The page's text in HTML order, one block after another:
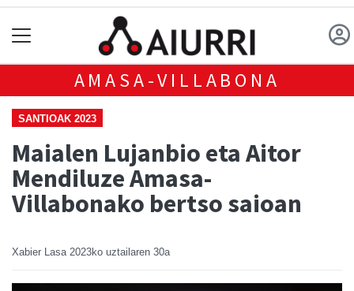
AMASA-VILLABONA
SANTIOAK 2023
Maialen Lujanbio eta Aitor
Mendiluze Amasa-
Villabonako bertso saioan
Xabier Lasa 2023ko uztailaren 30a